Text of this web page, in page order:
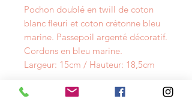
Pochon doublé en twill de coton
blanc fleuri et coton crétonne bleu
marine. Passepoil argenté décoratif.
Cordons en bleu marine.
Largeur: 15cm / Hauteur: 18,5cm